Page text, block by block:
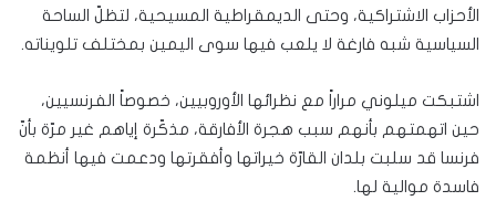
الأحزاب الاشتراكية، وحتى الديمقراطية المسيحية، لتظلّ الساحة
السياسية شبه فارغة لا يلعب فيها سوى اليمين بمختلف تلويناته.
اشتبكت ميلوني مراراً مع نظرائها الأوروبيين، خصوصاً الفرنسيين،
حين اتهمتهم بأنهم سبب هجرة الأفارقة، مذكّرة إياهم غير مرّة بأنّ
فرنسا قد سلبت بلدان القارّة خيراتها وأفقرتها ودعمت فيها أنظمة
فاسدة موالية لها.